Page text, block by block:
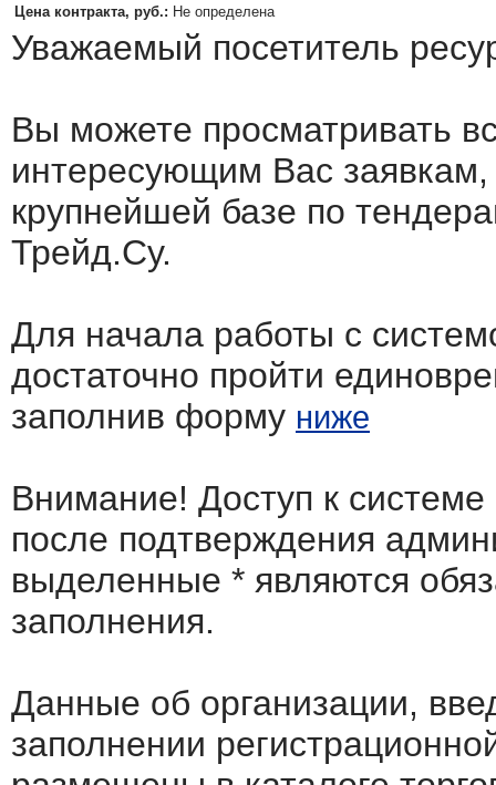
Цена контракта, руб.: Не определена
Уважаемый посетитель
Вы можете просматривать
интересующим Вас
крупнейшей базе по
Трейд.Су.
Для начала работы с
достаточно пройти
заполнив форму ниже
Внимание! Доступ к
после подтверждения
выделенные * являются
заполнения.
Данные об организации,
заполнении